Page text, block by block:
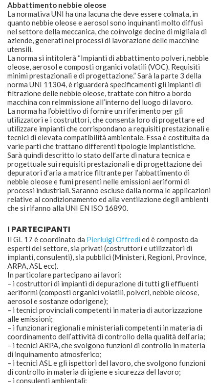
Abbattimento nebbie oleose
La normativa UNI ha una lacuna che deve essere colmata, in
quanto nebbie oleose e aerosol sono inquinanti molto diffusi
nel settore della meccanica, che coinvolge decine di migliaia di
aziende, generati nei processi di lavorazione delle macchine
utensili.
La norma si intitolerà “Impianti di abbattimento polveri, nebbie
oleose, aerosol e composti organici volatili (VOC). Requisiti
minimi prestazionali e di progettazione.” Sarà la parte 3 della
norma UNI 11304, è riguarderà specificamenti gli impianti di
filtrazione delle nebbie oleose, trattate con filtro a bordo
macchina con reimmissione all’interno del luogo di lavoro.
La norma ha l’obiettivo di fornire un riferimento per gli
utilizzatori e i costruttori, che consenta loro di progettare ed
utilizzare impianti che corrispondano a requisiti prestazionali e
tecnici di elevata compatibilità ambientale. Essa è costituita da
varie parti che trattano differenti tipologie impiantistiche.
Sarà quindi descritto lo stato dell’arte di natura tecnica e
progettuale sui requisiti prestazionali e di progettazione dei
depuratori d’aria a matrice filtrante per l’abbattimento di
nebbie oleose e fumi presenti nelle emissioni aeriformi di
processi industriali. Saranno escluse dalla norma le applicazioni
relative al condizionamento ed alla ventilazione degli ambienti
che si rifanno alla UNI EN ISO 16890.
I PARTECIPANTI
Il GL 17 è coordinato da Pierluigi Offredi ed è composto da
esperti del settore, sia privati (costruttori e utilizzatori di
impianti, consulenti), sia pubblici (Ministeri, Regioni, Province,
ARPA, ASL ecc).
In particolare partecipano ai lavori:
– i costruttori di impianti di depurazione di tutti gli effluenti
aeriformi (composti organici volatili, polveri, nebbie oleose,
aerosol e sostanze odorigene);
– i tecnici provinciali competenti in materia di autorizzazione
alle emissioni;
– i funzionari regionali e ministeriali competenti in materia di
coordinamento dell’attività di controllo della qualità dell’aria;
– i tecnici ARPA, che svolgono funzioni di controllo in materia
di inquinamento atmosferico;
– i tecnici ASL e gli ispettori del lavoro, che svolgono funzioni
di controllo in materia di igiene e sicurezza del lavoro;
– i consulenti ambientali;